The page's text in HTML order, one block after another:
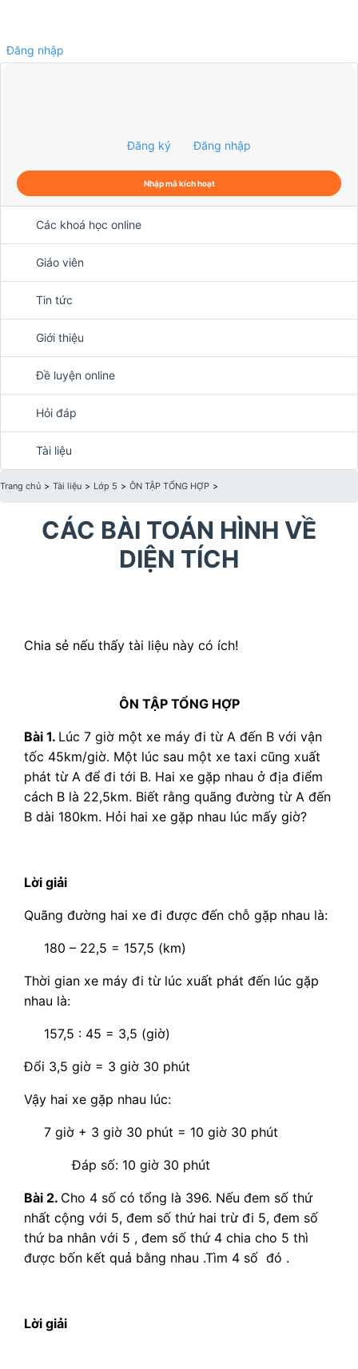
Đăng nhập
Đăng ký Đăng nhập
Nhập mã kích hoạt
Các khoá học online
Giáo viên
Tin tức
Giới thiệu
Đề luyện online
Hỏi đáp
Tài liệu
Trang chủ > Tài liệu > Lớp 5 > ÔN TẬP TỔNG HỢP >
CÁC BÀI TOÁN HÌNH VỀ
DIỆN TÍCH
Chia sẻ nếu thấy tài liệu này có ích!
ÔN TẬP TỔNG HỢP
Bài 1. Lúc 7 giờ một xe máy đi từ A đến B với vận
tốc 45km/giờ. Một lúc sau một xe taxi cũng xuất
phát từ A để đi tới B. Hai xe gặp nhau ở địa điểm
cách B là 22,5km. Biết rằng quãng đường từ A đến
B dài 180km. Hỏi hai xe gặp nhau lúc mấy giờ?
Lời giải
Quãng đường hai xe đi được đến chỗ gặp nhau là:
180 – 22,5 = 157,5 (km)
Thời gian xe máy đi từ lúc xuất phát đến lúc gặp
nhau là:
157,5 : 45 = 3,5 (giờ)
Đổi 3,5 giờ = 3 giờ 30 phút
Vậy hai xe gặp nhau lúc:
7 giờ + 3 giờ 30 phút = 10 giờ 30 phút
Đáp số: 10 giờ 30 phút
Bài 2. Cho 4 số có tổng là 396. Nếu đem số thứ
nhất cộng với 5, đem số thứ hai trừ đi 5, đem số
thứ ba nhân với 5 , đem số thứ 4 chia cho 5 thì
được bốn kết quả bằng nhau .Tìm 4 số đó .
Lời giải